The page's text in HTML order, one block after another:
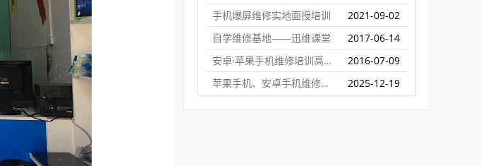
手机爆屏维修实地面授培训
2021-09-02
自学维修基地——迅维课堂
2017-06-14
安卓·苹果手机维修培训高级班【实地】
2016-07-09
苹果手机、安卓手机维修培训（远程网络班）
2025-12-19